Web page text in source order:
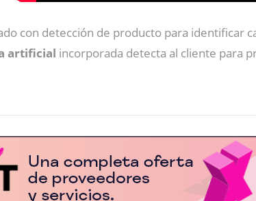
con detección de producto para identificar
artificial incorporada detecta al cliente para